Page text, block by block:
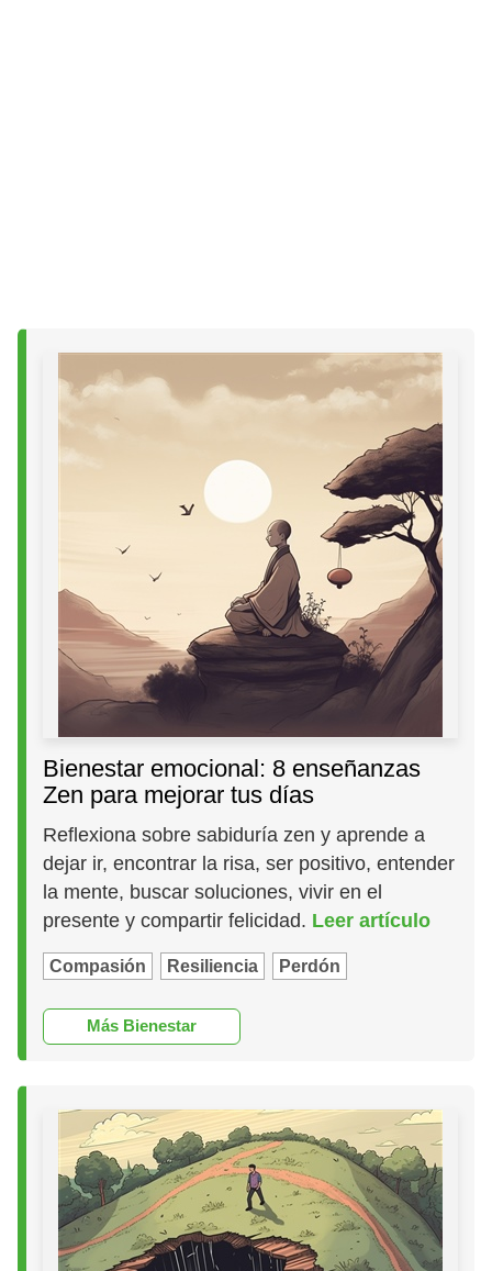
Bienestar emocional: 8 enseñanzas
Zen para mejorar tus días
Reflexiona sobre sabiduría zen y aprende a
dejar ir, encontrar la risa, ser positivo, entender
la mente, buscar soluciones, vivir en el
presente y compartir felicidad. Leer artículo
Compasión Resiliencia Perdón
Más Bienestar